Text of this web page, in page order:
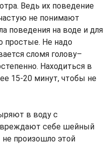
Ведь их поведение
не понимают
поведения на воде и для
простые. Не надо
сломя голову–
Находиться в
15-20 минут, чтобы не
в воду с
себе шейный
произошло этой